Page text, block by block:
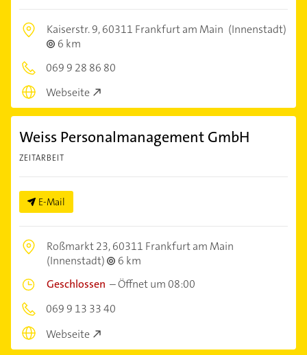
Kaiserstr. 9,60311 Frankfurt am Main (Innenstadt)
6 km
069 9 28 86 80
Webseite
Weiss Personalmanagement GmbH
ZEITARBEIT
E-Mail
Roßmarkt 23,60311 Frankfurt am Main
(Innenstadt)
6 km
Geschlossen –Öffnet um 08:00
069 9 13 33 40
Webseite